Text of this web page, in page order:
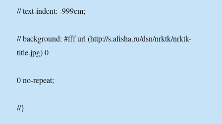
// text-indent: -999em;
// background: #fff url (http://s.afisha.ru/dsn/nrktk/nrktk-
title.jpg) 0
0 no-repeat;
//}